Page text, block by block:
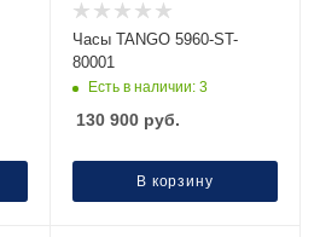
Часы TANGO 5960-ST-
80001
Есть в наличии: 3
130 900руб.
В корзину